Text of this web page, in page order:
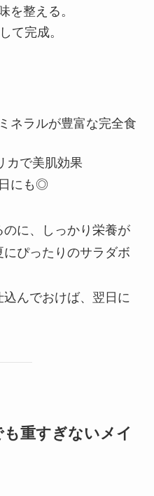
を整える。
て完成。
ネラルが豊富な完全食
カで美肌効果
にも◎
に、しっかり栄養が
ぴったりのサラダボ
んでおけば、翌日に
重すぎないメイ